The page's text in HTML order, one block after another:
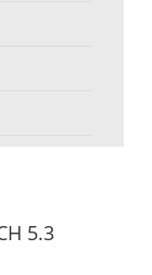
5.3